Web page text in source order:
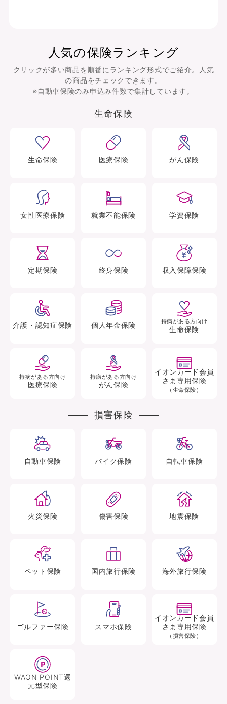
人気の保険ランキング
クリックが多い商品を順番にランキング形式でご紹介。人気
の商品をチェックできます。
※自動車保険のみ申込み件数で集計しています。
生命保険
生命保険 医療保険 がん保険
女性医療保険 就業不能保険 学資保険
定期保険 終身保険 収入保障保険
介護・認知症保険 個人年金保険 持病がある方向け
生命保険
持病がある方向け
医療保険
持病がある方向け
がん保険
イオンカード会員
さま専用保険
（生命保険）
損害保険
自動車保険 バイク保険 自転車保険
火災保険 傷害保険 地震保険
ペット 保険 国内旅行保険 海外旅行保険
ゴルファー保険 スマホ保険
イオンカード会員
さま専用保険
（損害保険）
WAON POINT還
元型保険